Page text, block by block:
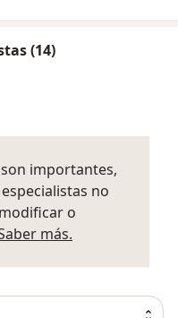
(14)
importantes,
no
o
más.